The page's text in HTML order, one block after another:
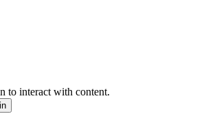
to interact with content.